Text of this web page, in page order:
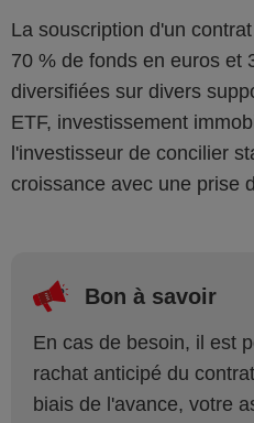
La souscription d'un
70 % de fonds en euros et
diversifiées sur divers
ETF, investissement
l'investisseur de concilier
croissance avec une prise
Bon à savoir
En cas de besoin, il est
rachat anticipé du
biais de l'avance, votre